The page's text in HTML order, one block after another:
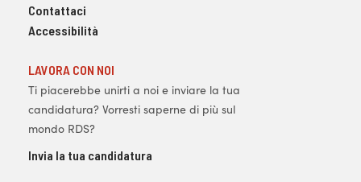
Contattaci
Accessibilità
LAVORA CON NOI
Ti piacerebbe unirti a noi e inviare la tua
candidatura? Vorresti saperne di più sul
mondo RDS?
Invia la tua candidatura